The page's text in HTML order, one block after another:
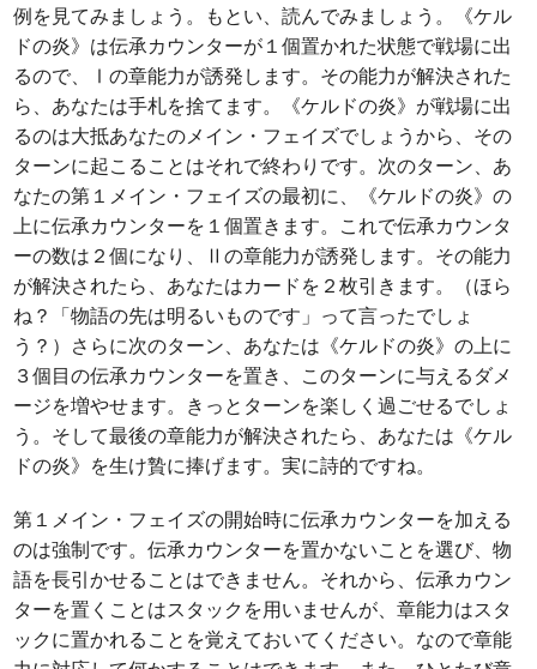
例を見てみましょう。もとい、読んでみましょう。《ケル
ドの炎》は伝承カウンターが１個置かれた状態で戦場に出
るので、Ⅰの章能力が誘発します。その能力が解決された
ら、あなたは手札を捨てます。《ケルドの炎》が戦場に出
るのは大抵あなたのメイン・フェイズでしょうから、その
ターンに起こることはそれで終わりです。次のターン、あ
なたの第１メイン・フェイズの最初に、《ケルドの炎》の
上に伝承カウンターを１個置きます。これで伝承カウンタ
ーの数は２個になり、Ⅱの章能力が誘発します。その能力
が解決されたら、あなたはカードを２枚引きます。（ほら
ね？「物語の先は明るいものです」って言ったでしょ
う？）さらに次のターン、あなたは《ケルドの炎》の上に
３個目の伝承カウンターを置き、このターンに与えるダメ
ージを増やせます。きっとターンを楽しく過ごせるでしょ
う。そして最後の章能力が解決されたら、あなたは《ケル
ドの炎》を生け贄に捧げます。実に詩的ですね。
第１メイン・フェイズの開始時に伝承カウンターを加える
のは強制です。伝承カウンターを置かないことを選び、物
語を長引かせることはできません。それから、伝承カウン
ターを置くことはスタックを用いませんが、章能力はスタ
ックに置かれることを覚えておいてください。なので章能